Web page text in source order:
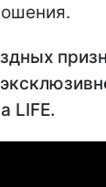
LIFE.